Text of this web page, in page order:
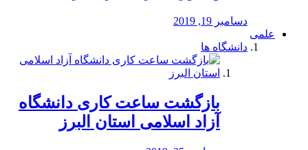
دسامبر 19, 2019
علمی
دانشگاه ها
بازگشت ساعت کاری دانشگاه
آزاد اسلامی استان البرز